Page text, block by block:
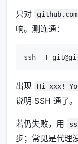
只对 github.com
响。测连通：
ssh -T
出现 Hi xxx!
说明 SSH 通了。
若仍失败，用
步；常见是代理